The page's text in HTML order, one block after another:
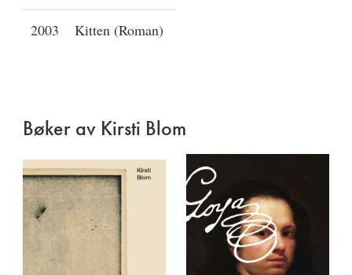
2003 Kitten (Roman)
Bøker av Kirsti Blom